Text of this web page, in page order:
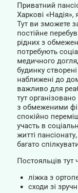
Приватний
Харкові «Надія»,
Тут ви зможете
постійне
рідних з
потребують
медичного
будинку
наближені до
важливо для
тут
з обмеженими
спокійно
участь в
житті
багато
Постояльців тут
ліжка з
сходи зі